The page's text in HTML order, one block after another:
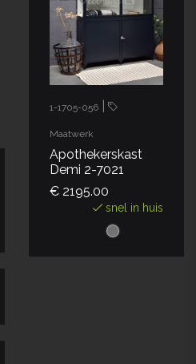
1-1705-056
Maatwerk
Apothekerskast
Demi 2-7021
€ 2195.00
snel in huis